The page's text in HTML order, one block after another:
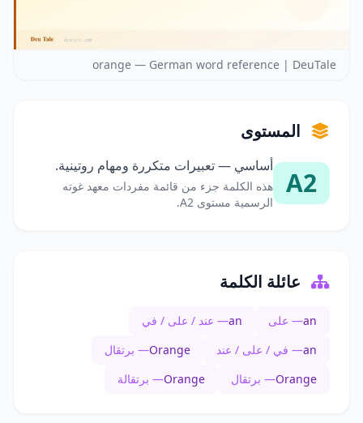
orange — German word reference | DeuTale
المستوى
A2
أساسي — تعبيرات متكررة ومهام روتينية.
هذه الكلمة جزء من قائمة مفردات معهد غوته
الرسمية مستوى A2.
عائلة الكلمة
an— على an— عند / على / في
an— في / على / عند Orange— برتقال
Orange— برتقال Orange— برتقالة